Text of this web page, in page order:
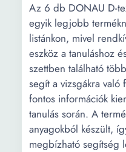
Az 6 db DONAU D-
egyik legjobb
listánkon, mivel
eszköz a tanuláshoz
szettben található
segít a vizsgákra való
fontos információk
tanulás során. A
anyagokból készült,
megbízható segítség